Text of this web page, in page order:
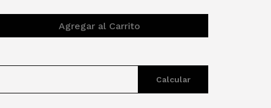
Agregar al Carrito
Calcular